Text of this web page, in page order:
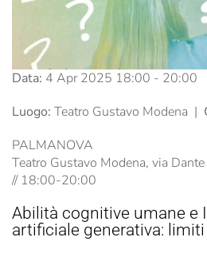
Data: 4 Apr 2025 18:00 - 20:00
Luogo: Teatro Gustavo Modena |
PALMANOVA
Teatro Gustavo Modena, via
// 18:00-20:00
Abilità cognitive umane e
artificiale generativa: